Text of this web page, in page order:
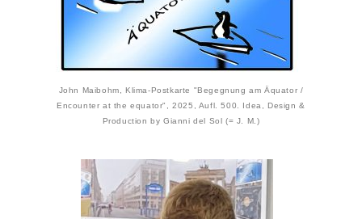
John Maibohm, Klima-Postkarte "Begegnung am Äquator /
Encounter at the equator", 2025, Aufl. 500. Idea, Design &
Production by Gianni del Sol (= J. M.)